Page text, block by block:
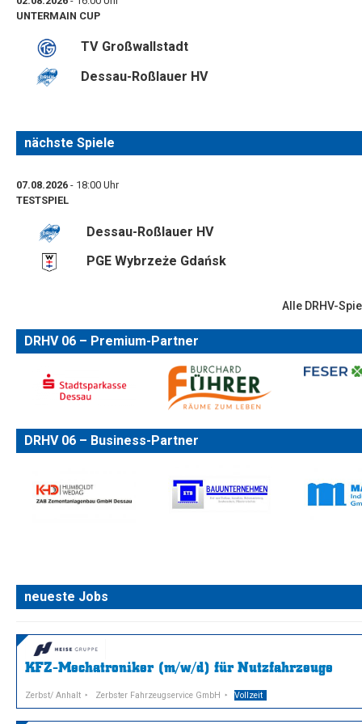
UNTERMAIN CUP
TV Großwallstadt
Dessau-Roßlauer HV
nächste Spiele
07.08.2026 - 18:00 Uhr
TESTSPIEL
Dessau-Roßlauer HV
PGE Wybrzeże Gdańsk
Alle DRHV-
DRHV 06 – Premium-Partner
DRHV 06 – Business-Partner
neueste Jobs
KFZ-Mechatroniker (m/w/d) für Nutzfahrzeuge
Zerbst/ Anhalt Zerbster Fahrzeugservice GmbH Vollzeit